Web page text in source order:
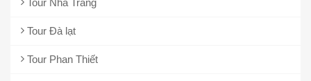
Tour Nha Trang
Tour Đà lạt
Tour Phan Thiết